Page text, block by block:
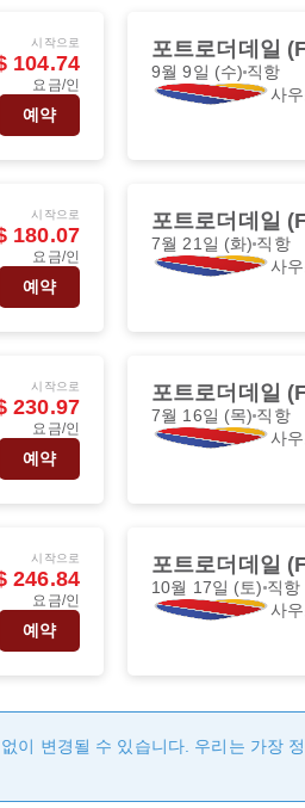
시작으로
104.74
요금/인
예약
포트로더데일
9월 9일 (수) 직항
사
시작으로
180.07
요금/인
예약
포트로더데일
7월 21일 (화) 직항
사
시작으로
230.97
요금/인
예약
포트로더데일
7월 16일 (목) 직항
사
시작으로
246.84
요금/인
예약
포트로더데일
10월 17일 (토) 직항
사
이 변경될 수 있습니다. 우리는 가장